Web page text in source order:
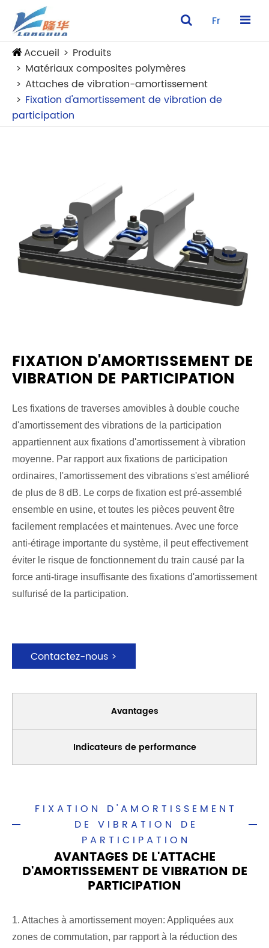
Fr
Accueil
Produits
Matériaux composites polymères
Attaches de vibration-amortissement
Fixation d'amortissement de vibration de
participation
FIXATION D'AMORTISSEMENT DE
VIBRATION DE PARTICIPATION
Les fixations de traverses amovibles à double couche
d'amortissement des vibrations de la participation
appartiennent aux fixations d'amortissement à vibration
moyenne. Par rapport aux fixations de participation
ordinaires, l'amortissement des vibrations s'est amélioré
de plus de 8 dB. Le corps de fixation est pré-assemblé
ensemble en usine, et toutes les pièces peuvent être
facilement remplacées et maintenues. Avec une force
anti-étirage importante du système, il peut effectivement
éviter le risque de fonctionnement du train causé par la
force anti-tirage insuffisante des fixations d'amortissement
sulfurisé de la participation.
Contactez-nous >
Avantages
Indicateurs de performance
FIXATION D'AMORTISSEMENT
DE VIBRATION DE
PARTICIPATION
AVANTAGES DE L'ATTACHE
D'AMORTISSEMENT DE VIBRATION DE
PARTICIPATION
1. Attaches à amortissement moyen: Appliquées aux
zones de commutation, par rapport à la réduction des